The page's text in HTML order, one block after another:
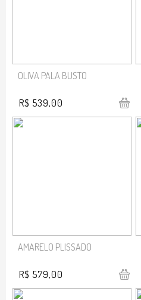
OLIVA PALA BUSTO
R$ 539,00
AMARELO PLISSADO
R$ 579,00